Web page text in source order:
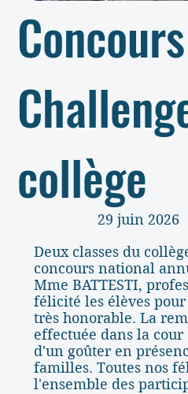
collège
29 juin 2026
Deux classes du
concours national
Mme BATTESTI,
félicité les élèves
très honorable. La
effectuée dans la
d'un goûter en
familles. Toutes nos
l'ensemble des